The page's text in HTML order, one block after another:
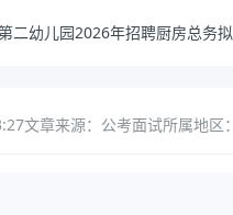
二幼儿园2026年招聘厨房总务
文章来源：公考面试所属地区